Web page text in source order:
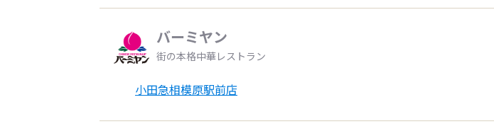
バーミヤン
街の本格中華レストラン
小田急相模原駅前店